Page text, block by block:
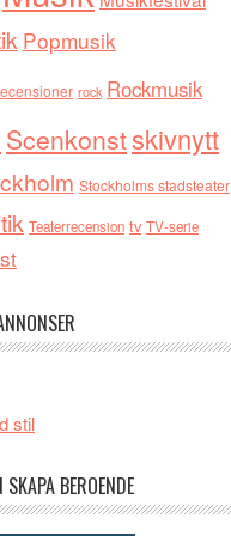
Popmusik
rock Rockmusik
Scenkonstskivnytt
Stockholms stadsteater
Teaterrecension tv TV-serie
stil
SKAPA BEROENDE